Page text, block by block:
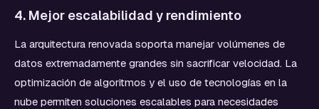
4. Mejor escalabilidad y rendimiento
La arquitectura renovada soporta manejar volúmenes de
datos extremadamente grandes sin sacrificar velocidad. La
optimización de algoritmos y el uso de tecnologías en la
nube permiten soluciones escalables para necesidades